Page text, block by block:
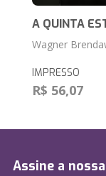
A QUINTA
Wagner
IMPRESSO
R$ 56,07
Assine a